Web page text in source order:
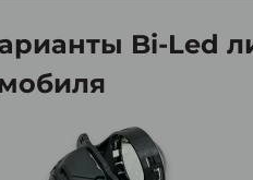
Bi-Led